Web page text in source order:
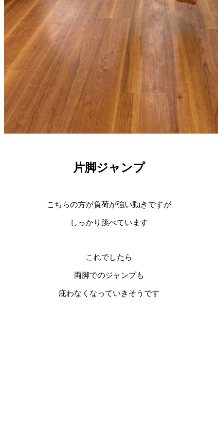
片脚ジャンプ
こちらの方が負荷が強い動きですが
しっかり跳べています
これでしたら
両脚でのジャンプも
庇わなくなっていきそうです